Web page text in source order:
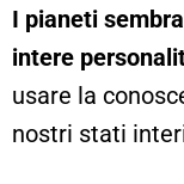
I pianeti
intere
usare la
nostri stati